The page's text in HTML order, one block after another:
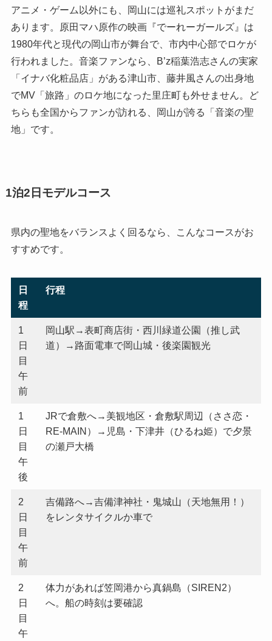
アニメ・ゲーム以外にも、岡山には巡礼スポットがまだ
あります。原田マハ原作の映画『でーれーガールズ』は
1980年代と現代の岡山市が舞台で、市内中心部でロケが
行われました。音楽ファンなら、B’z稲葉浩志さんの実家
「イナバ化粧品店」がある津山市、藤井風さんの出身地
でMV「旅路」のロケ地になった里庄町も外せません。ど
ちらも全国からファンが訪れる、岡山が誇る「音楽の聖
地」です。
1泊2日モデルコース
県内の聖地をバランスよく回るなら、こんなコースがお
すすめです。
日
程
行程
1
日
目
午
前
岡山駅→表町商店街・西川緑道公園（推し武
道）→路面電車で岡山城・後楽園観光
1
日
目
午
後
JRで倉敷へ→美観地区・倉敷駅周辺（ささ恋・
RE-MAIN）→児島・下津井（ひるね姫）で夕景
の瀬戸大橋
2
日
目
午
前
吉備路へ→吉備津神社・鬼城山（天地無用！）
をレンタサイクルか車で
2
日
目
午
体力があれば笠岡港から真鍋島（SIREN2）
へ。船の時刻は要確認